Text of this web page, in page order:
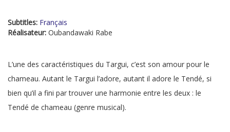
Subtitles: Français
Réalisateur: Oubandawaki Rabe
L’une des caractéristiques du Targui, c’est son amour pour le
chameau. Autant le Targui l’adore, autant il adore le Tendé, si
bien qu’il a fini par trouver une harmonie entre les deux : le
Tendé de chameau (genre musical).